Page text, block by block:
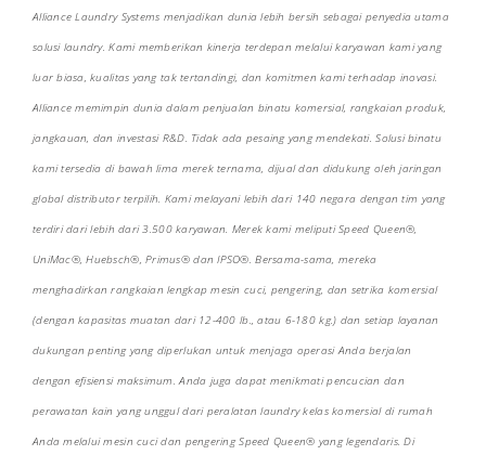
Alliance Laundry Systems menjadikan dunia lebih bersih sebagai penyedia utama
solusi laundry. Kami memberikan kinerja terdepan melalui karyawan kami yang
luar biasa, kualitas yang tak tertandingi, dan komitmen kami terhadap inovasi.
Alliance memimpin dunia dalam penjualan binatu komersial, rangkaian produk,
jangkauan, dan investasi R&D. Tidak ada pesaing yang mendekati. Solusi binatu
kami tersedia di bawah lima merek ternama, dijual dan didukung oleh jaringan
global distributor terpilih. Kami melayani lebih dari 140 negara dengan tim yang
terdiri dari lebih dari 3.500 karyawan. Merek kami meliputi Speed Queen®,
UniMac®, Huebsch®, Primus® dan IPSO®. Bersama-sama, mereka
menghadirkan rangkaian lengkap mesin cuci, pengering, dan setrika komersial
(dengan kapasitas muatan dari 12-400 lb., atau 6-180 kg.) dan setiap layanan
dukungan penting yang diperlukan untuk menjaga operasi Anda berjalan
dengan efisiensi maksimum. Anda juga dapat menikmati pencucian dan
perawatan kain yang unggul dari peralatan laundry kelas komersial di rumah
Anda melalui mesin cuci dan pengering Speed Queen® yang legendaris. Di